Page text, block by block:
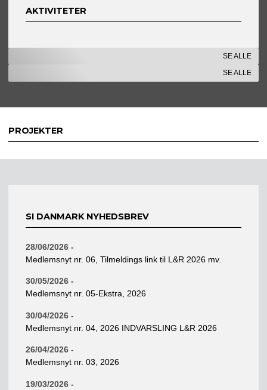
AKTIVITETER
SE ALLE
SE ALLE
PROJEKTER
SI DANMARK NYHEDSBREV
28/06/2026 -
Medlemsnyt nr. 06, Tilmeldings link til L&R 2026 mv.
30/05/2026 -
Medlemsnyt nr. 05-Ekstra, 2026
30/04/2026 -
Medlemsnyt nr. 04, 2026 INDVARSLING L&R 2026
26/04/2026 -
Medlemsnyt nr. 03, 2026
19/03/2026 -